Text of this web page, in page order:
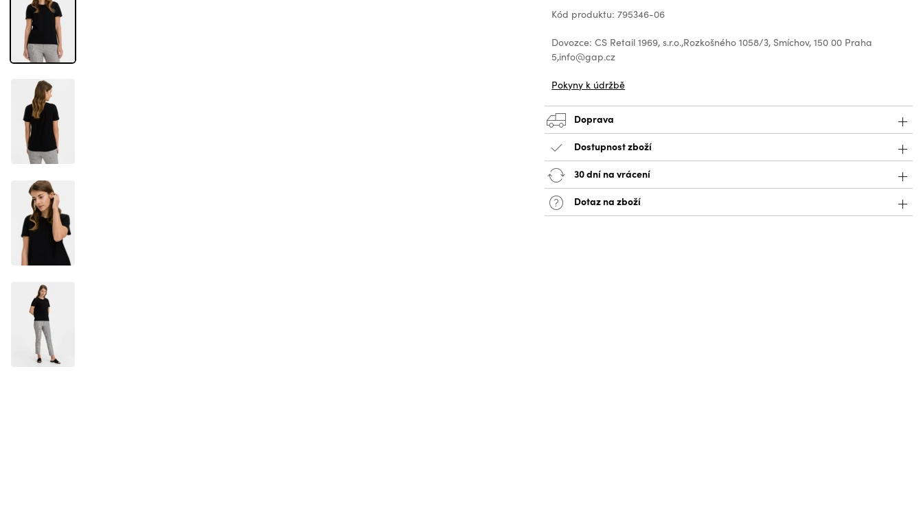
Kód produktu: 795346-06
Dovozce: CS Retail 1969, s.r.o.,Rozkošného 1058/3, Smíchov, 150 00 Praha
5,info@gap.cz
Pokyny k údržbě
Doprava
Dostupnost zboží
30 dní na vrácení
Dotaz na zboží